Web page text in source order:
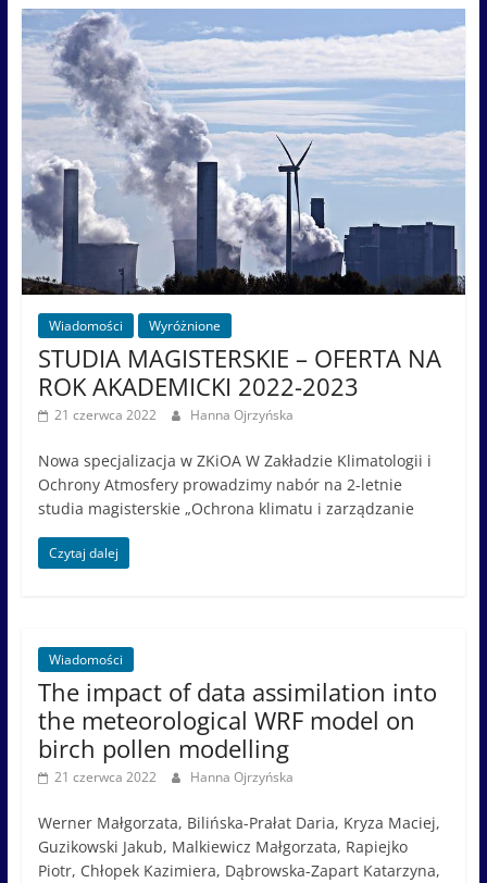
Wiadomości Wyróżnione
STUDIA MAGISTERSKIE – OFERTA NA
ROK AKADEMICKI 2022-2023
21 czerwca 2022 Hanna Ojrzyńska
Nowa specjalizacja w ZKiOA W Zakładzie Klimatologii i
Ochrony Atmosfery prowadzimy nabór na 2-letnie
studia magisterskie „Ochrona klimatu i zarządzanie
Czytaj dalej
Wiadomości
The impact of data assimilation into
the meteorological WRF model on
birch pollen modelling
21 czerwca 2022 Hanna Ojrzyńska
Werner Małgorzata, Bilińska-Prałat Daria, Kryza Maciej,
Guzikowski Jakub, Malkiewicz Małgorzata, Rapiejko
Piotr, Chłopek Kazimiera, Dąbrowska-Zapart Katarzyna,